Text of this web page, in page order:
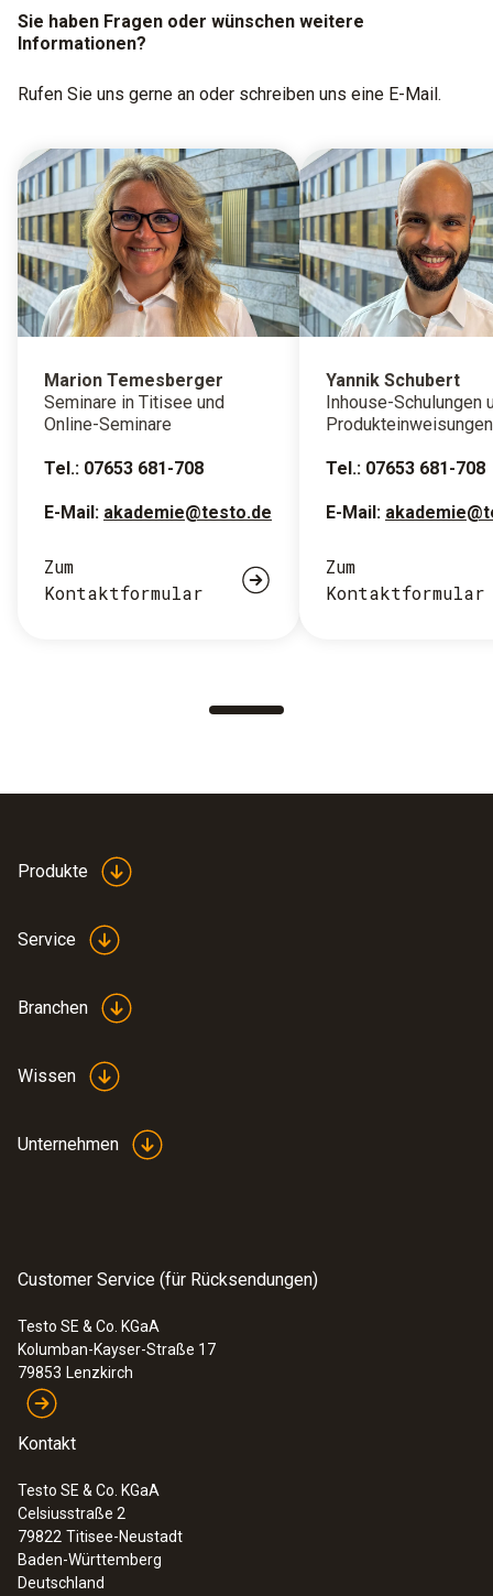
Sie haben Fragen oder wünschen weitere
Informationen?
Rufen Sie uns gerne an oder schreiben uns eine E-Mail.
Marion Temesberger
Seminare in Titisee und
Online-Seminare
Tel.: 07653 681-708
E-Mail: akademie@testo.de
Zum
Kontaktformular
Yannik Schubert
Inhouse-Schulungen
Produkteinweisungen
Tel.: 07653 681-708
E-Mail:
Zum
Kontaktformular
Produkte
Service
Branchen
Wissen
Unternehmen
Customer Service (für Rücksendungen)
Testo SE & Co. KGaA
Kolumban-Kayser-Straße 17
79853 Lenzkirch
Kontakt
Testo SE & Co. KGaA
Celsiusstraße 2
79822 Titisee-Neustadt
Baden-Württemberg
Deutschland